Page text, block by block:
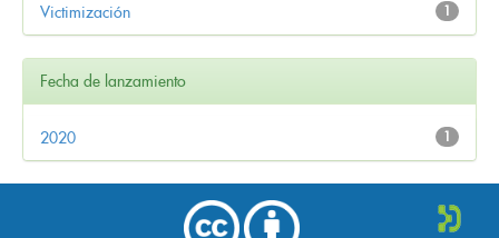
1
Victimización
Fecha de lanzamiento
1
2020